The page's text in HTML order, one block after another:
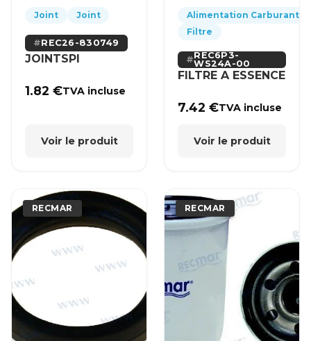
Joint Joint
REC26-830749
JOINTSPI
1.82€TVA incluse
Voir le produit
Alimentation Carburant
Filtre
REC6P3-
WS24A-00
FILTRE A ESSENCE
7.42€TVA incluse
Voir le produit
RECMAR RECMAR